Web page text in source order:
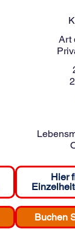
Art
2
Hier
Buchen